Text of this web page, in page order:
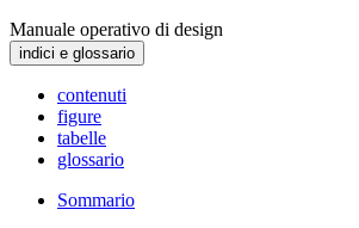
Manuale operativo di design
indici e glossario
contenuti
figure
tabelle
glossario
Sommario